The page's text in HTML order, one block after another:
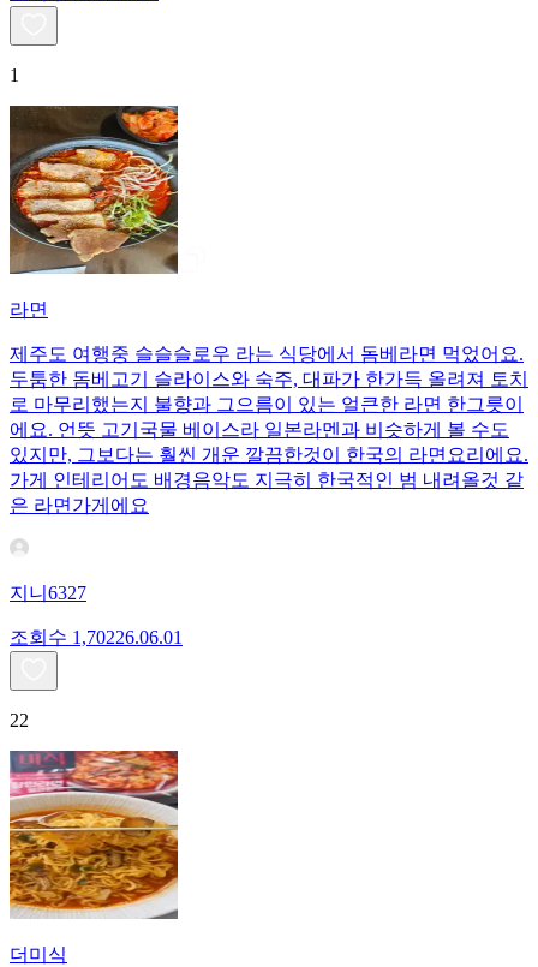
1
라면
제주도 여행중 슬슬슬로우 라는 식당에서 돔베라면 먹었어요.
두툼한 돔베고기 슬라이스와 숙주, 대파가 한가득 올려져 토치
로 마무리했는지 불향과 그으름이 있는 얼큰한 라면 한그릇이
에요. 언뜻 고기국물 베이스라 일본라멘과 비슷하게 볼 수도
있지만, 그보다는 훨씬 개운 깔끔한것이 한국의 라면요리에요.
가게 인테리어도 배경음악도 지극히 한국적인 범 내려올것 같
은 라면가게에요
지니6327
조회수 1,70226.06.01
22
더미식